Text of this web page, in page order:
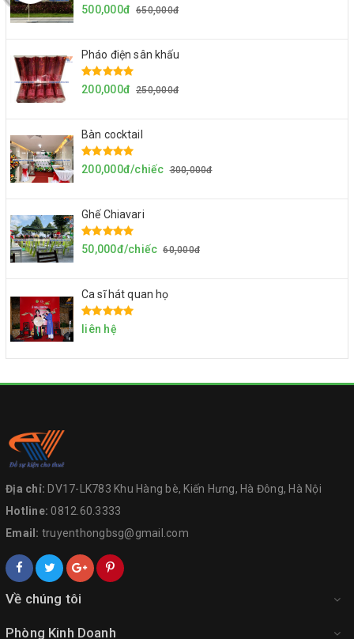
500,000đ 650,000đ
Pháo điện sân khấu
200,000đ 250,000đ
Bàn cocktail
200,000đ/chiếc 300,000đ
Ghế Chiavari
50,000đ/chiếc 60,000đ
Ca sĩ hát quan họ
liên hệ
Địa chỉ: DV17-LK783 Khu Hàng bè, Kiến Hưng, Hà Đông, Hà Nội
Hotline:0812.60.3333
Email: truyenthongbsg@gmail.com
Về chúng tôi
Phòng Kinh Doanh